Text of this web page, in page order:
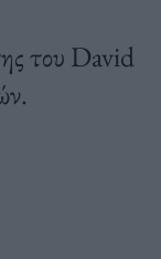
του David